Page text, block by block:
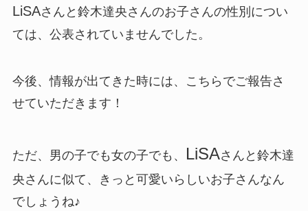
LiSAさんと鈴木達央さんのお子さんの性別につい
ては、公表されていませんでした。
今後、情報が出てきた時には、こちらでご報告さ
せていただきます！
ただ、男の子でも女の子でも、 LiSAさんと鈴木達
央さんに似て、きっと可愛いらしいお子さんなん
でしょうね♪